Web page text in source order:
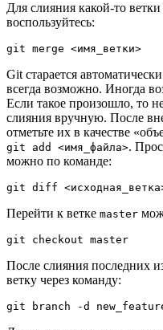
Для слияния какой-то
воспользуйтесь:
git merge <имя_ветки>
Git старается
всегда возможно. Иногда
Если такое произошло, то
слияния вручную. После
отметьте их в качестве
git add <имя_файла>.
можно по команде:
git diff
Перейти к ветке master
git checkout master
После слияния последних
ветку через команду:
git branch -d